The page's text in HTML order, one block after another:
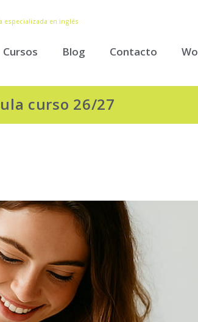
especializada en inglés
Cursos Blog Contacto
curso 26/27